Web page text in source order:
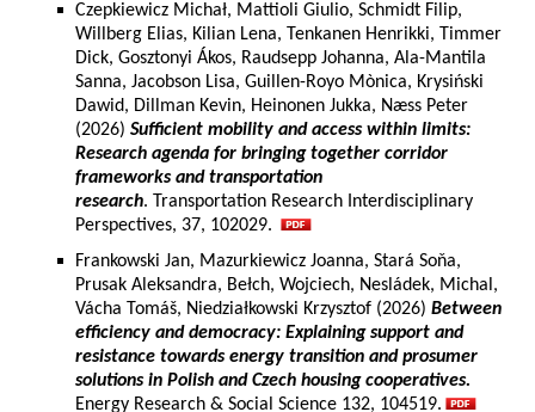
Czepkiewicz Michał, Mattioli Giulio, Schmidt Filip,
Willberg Elias, Kilian Lena, Tenkanen Henrikki, Timmer
Dick, Gosztonyi Ákos, Raudsepp Johanna, Ala-Mantila
Sanna, Jacobson Lisa, Guillen-Royo Mònica, Krysiński
Dawid, Dillman Kevin, Heinonen Jukka, Næss Peter
(2026) Sufficient mobility and access within limits:
Research agenda for bringing together corridor
frameworks and transportation
research. Transportation Research Interdisciplinary
Perspectives, 37, 102029.
Frankowski Jan, Mazurkiewicz Joanna, Stará Soňa,
Prusak Aleksandra, Bełch, Wojciech, Nesládek, Michal,
Vácha Tomáš, Niedziałkowski Krzysztof (2026) Between
efficiency and democracy: Explaining support and
resistance towards energy transition and prosumer
solutions in Polish and Czech housing cooperatives.
Energy Research & Social Science 132, 104519.